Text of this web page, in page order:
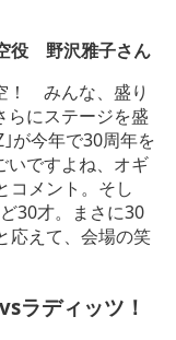
役 野沢雅子さん
！ みんな、盛り
らにステージを盛
が今年で30周年を
いですよね、オギ
コメント。そし
30才。まさに30
応えて、会場の笑
ラディッツ！